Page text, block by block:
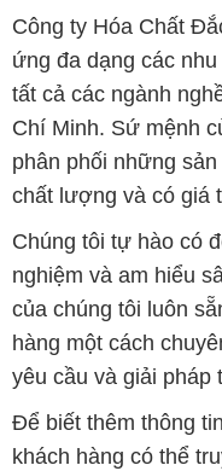
phân phối những
chất lượng và có giá
Chúng tôi tự hào có
nghiệm và am hiểu
của chúng tôi luôn
hàng một cách
yêu cầu và giải pháp
Để biết thêm thông
khách hàng có thể
tôi tại địa chỉ
được phục vụ và xây
tác cùng nhau phát